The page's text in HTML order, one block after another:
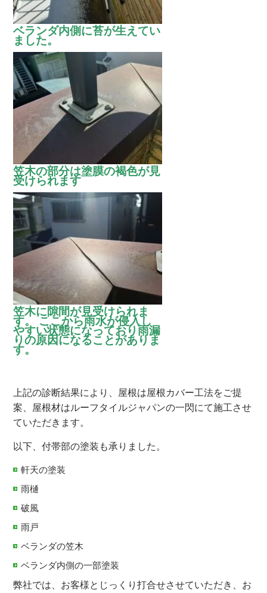
ベランダ内側に苔が生えてい
ました。
笠木の部分は塗膜の褐色が見
受けられます
笠木に隙間が見受けられま
す。 ここから雨水が侵入し
やすい状態になっており雨漏
りの原因になることがありま
す。
上記の診断結果により、屋根は屋根カバー工法をご提
案、屋根材はルーフタイルジャパンの一閃にて施工させ
ていただきます。
以下、付帯部の塗装も承りました。
軒天の塗装
雨樋
破風
雨戸
ベランダの笠木
ベランダ内側の一部塗装
弊社では、お客様とじっくり打合せさせていただき、お